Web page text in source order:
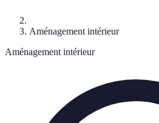
Aménagement intérieur
Aménagement intérieur